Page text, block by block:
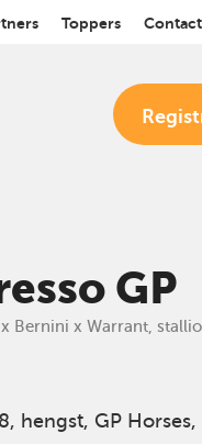
Toppers Contact
GP
Bernini x Warrant,
hengst, GP